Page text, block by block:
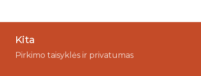
Kita
Pirkimo taisyklės ir privatumas